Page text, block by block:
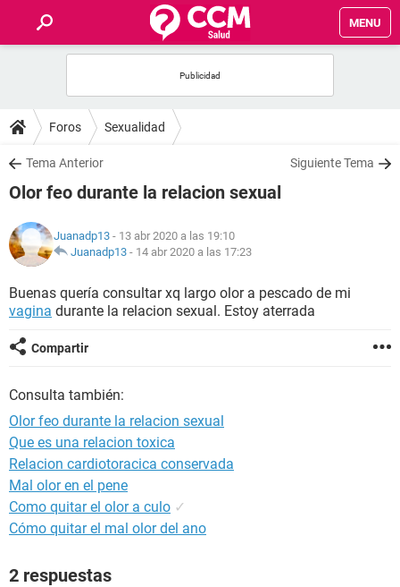
MENU
FOROS
SALUD
NUTRICIÓN
BIENESTAR
SEXUALIDAD
GLOSARIO
Foros Sexualidad
Tema Anterior Siguiente Tema
Olor feo durante la relacion sexual
Juanadp13 - 13 abr 2020 a las 19:10
Juanadp13 - 14 abr 2020 a las 17:23
Buenas quería consultar xq largo olor a pescado de mi
vagina durante la relacion sexual. Estoy aterrada
Compartir
Consulta también:
Olor feo durante la relacion sexual
Que es una relacion toxica
Relacion cardiotoracica conservada
Mal olor en el pene
Como quitar el olor a culo ✓
Cómo quitar el mal olor del ano
2 respuestas